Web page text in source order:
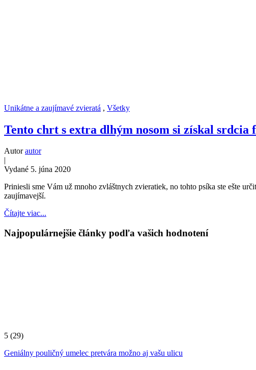
Unikátne a zaujímavé zvieratá , Všetky
Tento chrt s extra dlhým nosom si získal srdcia
Autorautor
|
Vydané 5. júna 2020
Priniesli sme Vám už mnoho zvláštnych zvieratiek, no tohto psíka ste ešte
zaujímavejší.
Čítajte viac...
Najpopulárnejšie články podľa vašich hodnotení
5 (29)
Geniálny pouličný umelec pretvára možno aj vašu ulicu